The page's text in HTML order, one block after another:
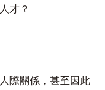
才？
際關係，甚至因此